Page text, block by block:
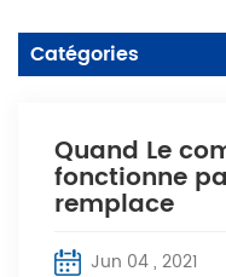
Catégories
Quand Le
fonctionne
remplace
Jun 04 , 2021